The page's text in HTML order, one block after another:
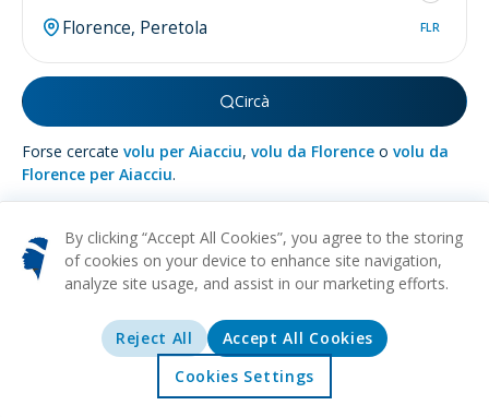
Offerte Esplurazione
FLR
Circà
Forse cercate volu per Aiacciu, volu da Florence o volu da
Florence per Aiacciu.
Di più nantu àFlorence
MUSEI ARTE CULTURALE VINU
Lodata cum'è a 'culla di u Rinascimentu', Firenze hè un tesoro
d'arti, cultura, è storia annidatu in a regione Toscana d'Italia. I
carrughji acciottulati pittureschi di a cità, e chjese ornate, è i
By clicking “Accept All Cookies”, you agree to the storing
of cookies on your device to enhance site navigation,
analyze site usage, and assist in our marketing efforts.
Reject All
Accept All Cookies
Cookies Settings